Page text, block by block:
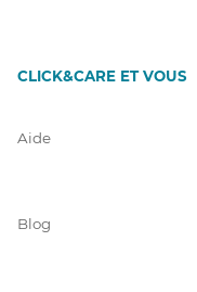
CLICK&CARE ET VOUS
Aide
Blog